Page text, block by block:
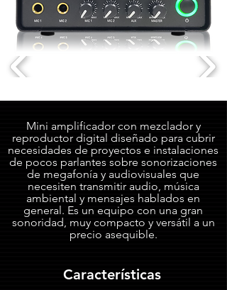
Mini amplificador con mezclador y
reproductor digital diseñado para cubrir
necesidades de proyectos e instalaciones
de pocos parlantes sobre sonorizaciones
de megafonía y audiovisuales que
necesiten transmitir audio, música
ambiental y mensajes hablados en
general. Es un equipo con una gran
sonoridad, muy compacto y versátil a un
precio asequible.
Características